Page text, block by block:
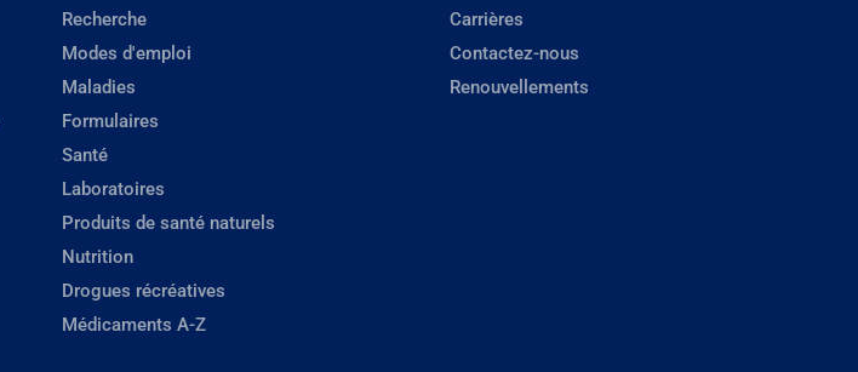
Recherche
Modes d'emploi
Maladies
Formulaires
Santé
Laboratoires
Produits de santé naturels
Nutrition
Drogues récréatives
Médicaments A-Z
Carrières
Contactez-nous
Renouvellements